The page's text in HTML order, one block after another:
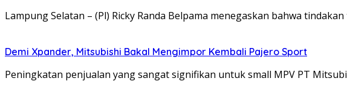
Lampung Selatan – (Pl) Ricky Randa Belpama menegaskan bahwa
Demi Xpander, Mitsubishi Bakal Mengimpor Kembali Pajero Sport
Peningkatan penjualan yang sangat signifikan untuk small MPV PT